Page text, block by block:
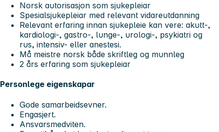
Norsk autorisasjon som sjukepleiar
Spesialsjukepleiar med relevant vidareutdanning
Relevant erfaring innan sjukepleie kan vere: akutt-,
kardiologi-, gastro-, lunge-, urologi-, psykiatri og
rus, intensiv- eller anestesi.
Må meistre norsk både skriftleg og munnleg
2 års erfaring som sjukepleiar
Personlege eigenskapar
Gode samarbeidsevner.
Engasjert.
Ansvarsmedviten.